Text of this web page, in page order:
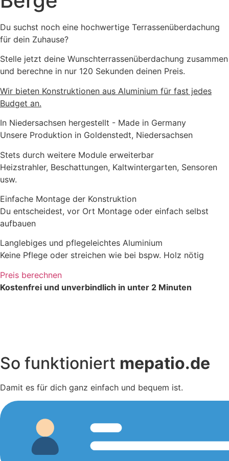
Du suchst noch eine hochwertige Terrassenüberdachung
für dein Zuhause?
Stelle jetzt deine Wunschterrassenüberdachung zusammen
und berechne in nur 120 Sekunden deinen Preis.
Wir bieten Konstruktionen aus Aluminium für fast jedes
Budget an.
In Niedersachsen hergestellt - Made in Germany
Unsere Produktion in Goldenstedt, Niedersachsen
Stets durch weitere Module erweiterbar
Heizstrahler, Beschattungen, Kaltwintergarten, Sensoren
usw.
Einfache Montage der Konstruktion
Du entscheidest, vor Ort Montage oder einfach selbst
aufbauen
Langlebiges und pflegeleichtes Aluminium
Keine Pflege oder streichen wie bei bspw. Holz nötig
Preis berechnen
Kostenfrei und unverbindlich in unter 2 Minuten
So funktioniert mepatio.de
Damit es für dich ganz einfach und bequem ist.